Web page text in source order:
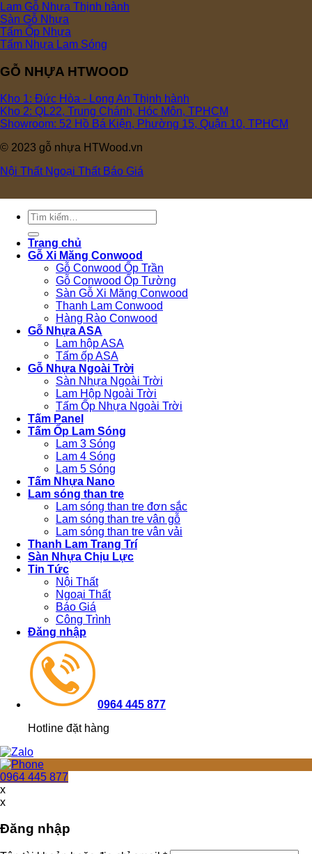
Lam Gỗ Nhựa
Sàn Gỗ Nhựa
Tấm Ốp Nhựa
Tấm Nhựa Lam Sóng
GỖ NHỰA HTWOOD
Kho 1: Đức Hòa - Long An
Kho 2: QL22, Trung Chánh, Hóc Môn, TPHCM
Showroom: 52 Hồ Bá Kiện, Phường 15, Quận 10, TPHCM
© 2023 gỗ nhựa HTWood.vn
Nội Thất Ngoại Thất Báo Giá
Tìm
kiếm:
Trang chủ
Gỗ Xi Măng Conwood
Gỗ Conwood Ốp Trần
Gỗ Conwood Ốp Tường
Sàn Gỗ Xi Măng Conwood
Thanh Lam Conwood
Hàng Rào Conwood
Gỗ Nhựa ASA
Lam hộp ASA
Tấm ốp ASA
Gỗ Nhựa Ngoài Trời
Sàn Nhựa Ngoài Trời
Lam Hộp Ngoài Trời
Tấm Ốp Nhựa Ngoài Trời
Tấm Panel
Tấm Ốp Lam Sóng
Lam 3 Sóng
Lam 4 Sóng
Lam 5 Sóng
Tấm Nhựa Nano
Lam sóng than tre
Lam sóng than tre đơn sắc
Lam sóng than tre vân gỗ
Lam sóng than tre vân vải
Thanh Lam Trang Trí
Sàn Nhựa Chịu Lực
Tin Tức
Nội Thất
Ngoại Thất
Báo Giá
Công Trình
Đăng nhập
0964 445 877
Hotline đặt hàng
0964 445 877
x
x
Đăng nhập